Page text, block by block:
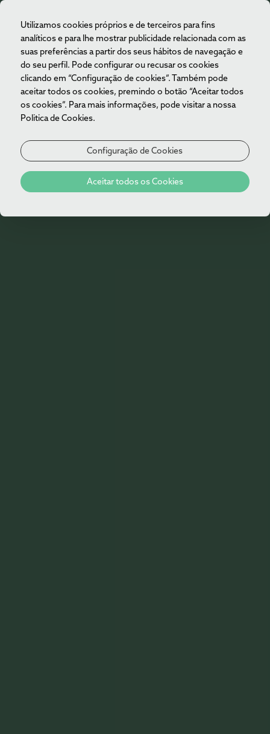
Utilizamos cookies próprios e de terceiros para fins
analíticos e para lhe mostrar publicidade relacionada com as
suas preferências a partir dos seus hábitos de navegação e
do seu perfil. Pode configurar ou recusar os cookies
clicando em “Configuração de cookies”. Também pode
aceitar todos os cookies, premindo o botão “Aceitar todos
os cookies”. Para mais informações, pode visitar a nossa
Politica de Cookies.
Configuração de Cookies
Aceitar todos os Cookies